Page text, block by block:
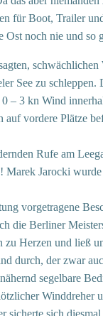
für Boot, Trailer
noch nie und
See zu
– 3 kn Wind
auf vordere Plätze
Rufe am
Marek Jarocki
vorgetragene
die Berliner
Herzen und ließ
durch, der zwar
segelbare
Winddreher
sicherte sich